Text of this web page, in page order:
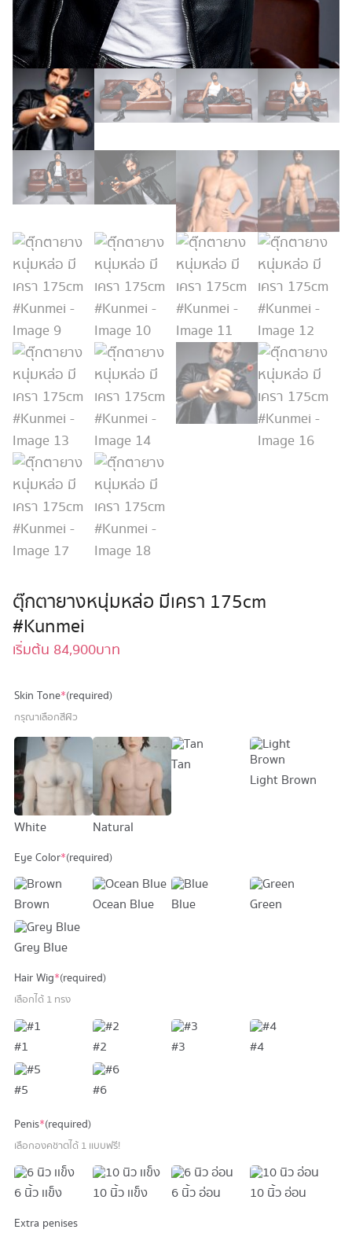
ตุ๊กตายางหนุ่มหล่อ มีเครา 175cm
#Kunmei
เริ่มต้น 84,900บาท
Skin Tone*(required)
กรุณาเลือกสีผิว
White Natural
Tan
Light Brown
Eye Color*(required)
Brown Ocean Blue Blue Green
Grey Blue
Hair Wig*(required)
เลือกได้ 1 ทรง
#1 #2 #3 #4
#5 #6
Penis*(required)
เลือกองคชาตได้ 1 เเบบฟรี!
6 นิ้ว เเข็ง 10 นิ้ว เเข็ง 6 นิ้ว อ่อน 10 นิ้ว อ่อน
Extra penises